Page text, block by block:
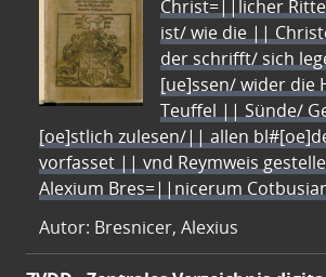
Christ=||licher
ist/ wie die ||
der schrifft/ sich
[ue]ssen/ wider die
Teuffel || Sünde/
[oe]stlich zulesen/|| allen
vorfasset || vnd Reymweis
Alexium Bres=||nicerum
Autor: Bresnicer, Alexius